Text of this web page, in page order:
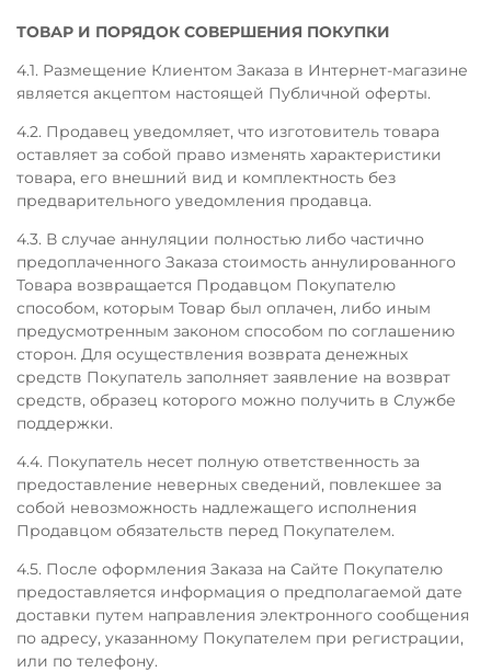
ТОВАР И ПОРЯДОК СОВЕРШЕНИЯ ПОКУПКИ
4.1. Размещение Клиентом Заказа в Интернет-магазине
является акцептом настоящей Публичной оферты.
4.2. Продавец уведомляет, что изготовитель товара
оставляет за собой право изменять характеристики
товара, его внешний вид и комплектность без
предварительного уведомления продавца.
4.3. В случае аннуляции полностью либо частично
предоплаченного Заказа стоимость аннулированного
Товара возвращается Продавцом Покупателю
способом, которым Товар был оплачен, либо иным
предусмотренным законом способом по соглашению
сторон. Для осуществления возврата денежных
средств Покупатель заполняет заявление на возврат
средств, образец которого можно получить в Службе
поддержки.
4.4. Покупатель несет полную ответственность за
предоставление неверных сведений, повлекшее за
собой невозможность надлежащего исполнения
Продавцом обязательств перед Покупателем.
4.5. После оформления Заказа на Сайте Покупателю
предоставляется информация о предполагаемой дате
доставки путем направления электронного сообщения
по адресу, указанному Покупателем при регистрации,
или по телефону.